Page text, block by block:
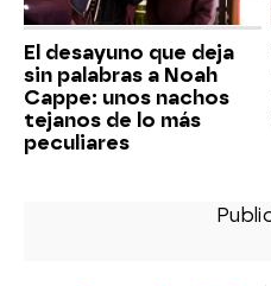
El desayuno que deja
sin palabras a Noah
Cappe: unos nachos
tejanos de lo más
peculiares